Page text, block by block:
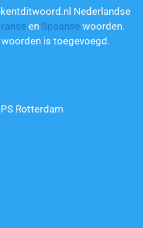
Nederlandse
en Spaanse woorden.
woorden is toegevoegd.
Rotterdam